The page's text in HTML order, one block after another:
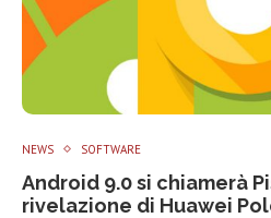
NEWS SOFTWARE
Android 9.0 si chiamerà
rivelazione di Huawei